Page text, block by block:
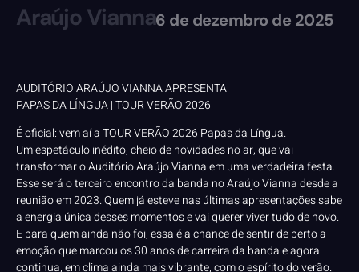
Araújo Vianna6 de dezembro de 2025
AUDITÓRIO ARAÚJO VIANNA APRESENTA
PAPAS DA LÍNGUA | TOUR VERÃO 2026
É oficial: vem aí a TOUR VERÃO 2026 Papas da Língua.
Um espetáculo inédito, cheio de novidades no ar, que vai
transformar o Auditório Araújo Vianna em uma verdadeira festa.
Esse será o terceiro encontro da banda no Araújo Vianna desde a
reunião em 2023. Quem já esteve nas últimas apresentações sabe
a energia única desses momentos e vai querer viver tudo de novo.
E para quem ainda não foi, essa é a chance de sentir de perto a
emoção que marcou os 30 anos de carreira da banda e agora
continua, em clima ainda mais vibrante, com o espírito do verão.